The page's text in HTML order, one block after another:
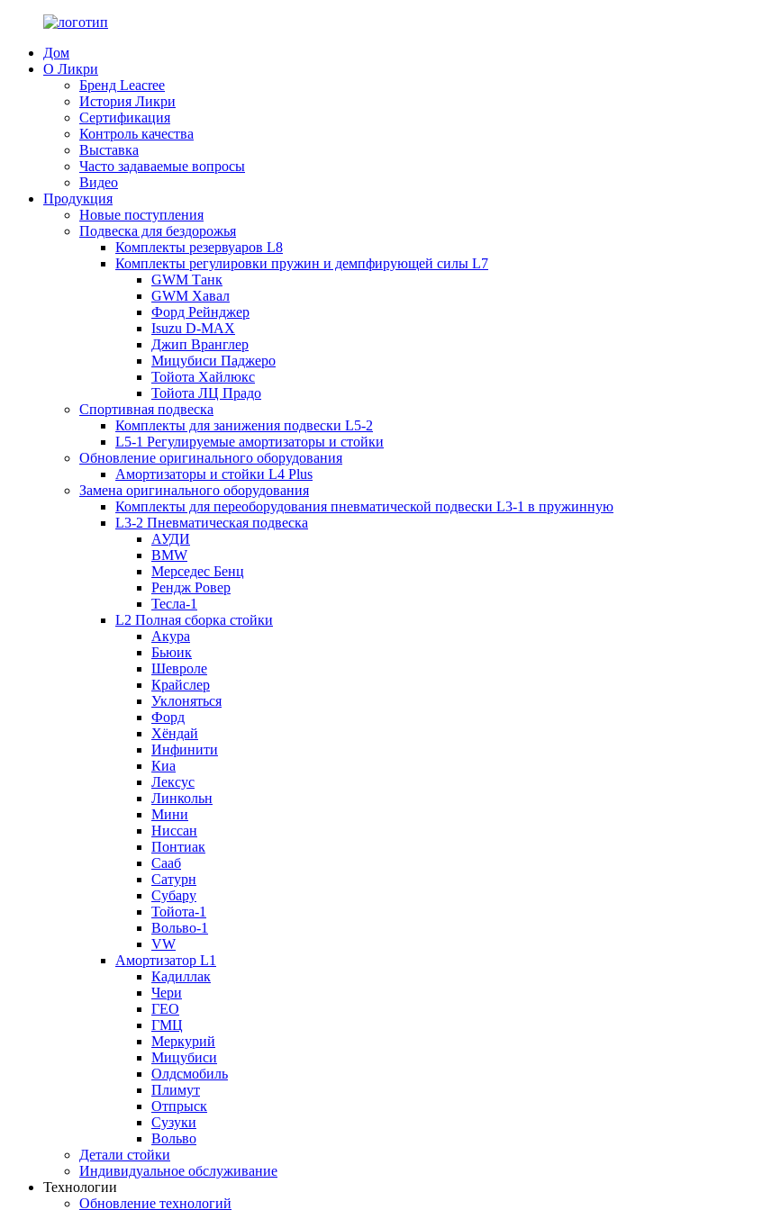
Дом
О Ликри
Бренд Leacree
История Ликри
Сертификация
Контроль качества
Выставка
Часто задаваемые вопросы
Видео
Продукция
Новые поступления
Подвеска для бездорожья
Комплекты резервуаров L8
Комплекты регулировки пружин и демпфирующей силы L7
GWM Танк
GWM Хавал
Форд Рейнджер
Isuzu D-MAX
Джип Вранглер
Мицубиси Паджеро
Тойота Хайлюкс
Тойота ЛЦ Прадо
Спортивная подвеска
Комплекты для занижения подвески L5-2
L5-1 Регулируемые амортизаторы и стойки
Обновление оригинального оборудования
Амортизаторы и стойки L4 Plus
Замена оригинального оборудования
Комплекты для переоборудования пневматической подвески L3-1 в пружинную
L3-2 Пневматическая подвеска
АУДИ
BMW
Мерседес Бенц
Рендж Ровер
Тесла-1
L2 Полная сборка стойки
Акура
Бьюик
Шевроле
Крайслер
Уклоняться
Форд
Хёндай
Инфинити
Киа
Лексус
Линкольн
Мини
Ниссан
Понтиак
Сааб
Сатурн
Субару
Тойота-1
Вольво-1
VW
Амортизатор L1
Кадиллак
Чери
ГЕО
ГМЦ
Меркурий
Мицубиси
Олдсмобиль
Плимут
Отпрыск
Сузуки
Вольво
Детали стойки
Индивидуальное обслуживание
Технологии
Обновление технологий